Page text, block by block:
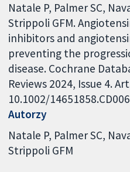
Natale P, Palmer SC,
Strippoli GFM.
inhibitors and
preventing the
disease. Cochrane
Reviews 2024, Issue 4.
10.1002/
Autorzy
Natale P Palmer SC
Strippoli GFM